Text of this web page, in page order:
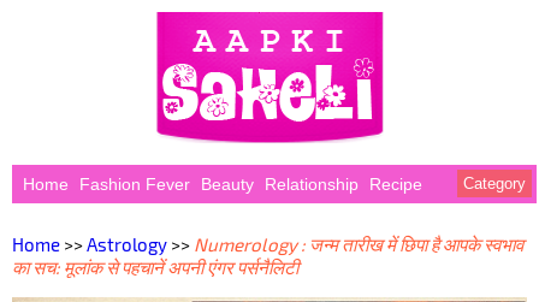
Home Fashion Fever Beauty Relationship Recipe Category
Home >>Astrology >> Numerology : जन्म तारीख में छिपा है आपके स्वभाव
का सच: मूलांक से पहचानें अपनी एंगर पर्सनैलिटी